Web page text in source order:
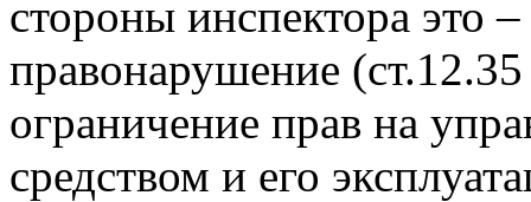
стороны инспектора это
правонарушение
ограничение прав на
средством и его